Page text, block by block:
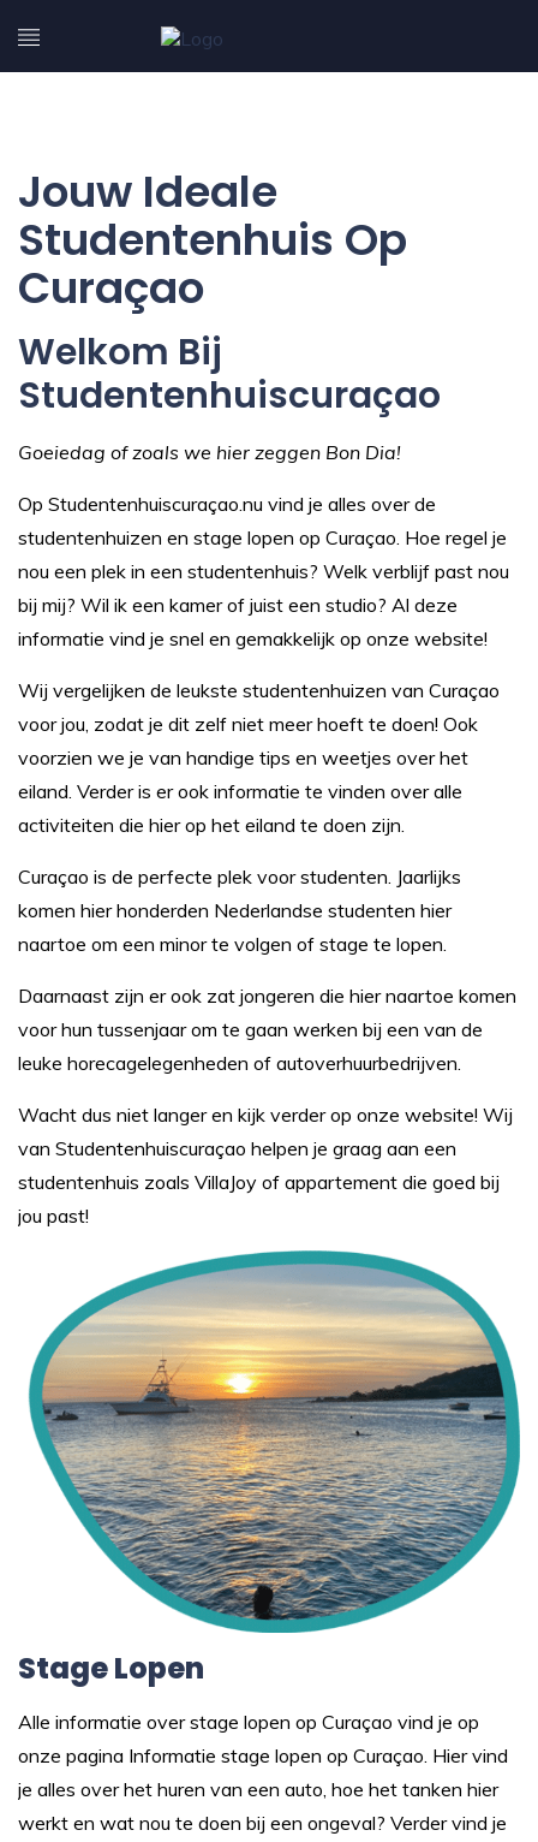
Jouw Ideale
Studentenhuis Op
Curaçao
Welkom Bij
Studentenhuiscuraçao
Goeiedag of zoals we hier zeggen Bon Dia!
Op Studentenhuiscuraçao.nu vind je alles over de
studentenhuizen en stage lopen op Curaçao. Hoe regel je
nou een plek in een studentenhuis? Welk verblijf past nou
bij mij? Wil ik een kamer of juist een studio? Al deze
informatie vind je snel en gemakkelijk op onze website!
Wij vergelijken de leukste studentenhuizen van Curaçao
voor jou, zodat je dit zelf niet meer hoeft te doen! Ook
voorzien we je van handige tips en weetjes over het
eiland. Verder is er ook informatie te vinden over alle
activiteiten die hier op het eiland te doen zijn.
Curaçao is de perfecte plek voor studenten. Jaarlijks
komen hier honderden Nederlandse studenten hier
naartoe om een minor te volgen of stage te lopen.
Daarnaast zijn er ook zat jongeren die hier naartoe komen
voor hun tussenjaar om te gaan werken bij een van de
leuke horecagelegenheden of autoverhuurbedrijven.
Wacht dus niet langer en kijk verder op onze website! Wij
van Studentenhuiscuraçao helpen je graag aan een
studentenhuis zoals VillaJoy of appartement die goed bij
jou past!
Stage Lopen
Alle informatie over stage lopen op Curaçao vind je op
onze pagina Informatie stage lopen op Curaçao. Hier vind
je alles over het huren van een auto, hoe het tanken hier
werkt en wat nou te doen bij een ongeval? Verder vind je